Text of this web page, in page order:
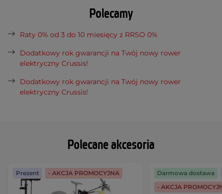
Polecane akcesoria
Prezent - AKCJA PROMOCYJNA
Darmowa dostawa
- AKCJA
Polecamy
Raty 0% od 3 do 10 miesięcy z RRSO 0%
Dodatkowy rok gwarancji na Twój nowy rower
elektryczny Crussis!
Dodatkowy rok gwarancji na Twój nowy rower
elektryczny Crussis!